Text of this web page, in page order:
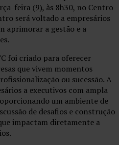
feira (9), às 8h30, no Centro
será voltado a empresários
aprimorar a gestão e a
foi criado para oferecer
que vivem momentos
ou sucessão. A
a executivos com ampla
um ambiente de
de desafios e construção
impactam diretamente a